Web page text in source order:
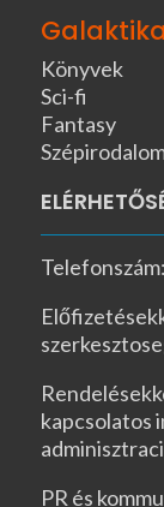
Könyvek
Sci-fi
Fantasy
kapcsolatos
PR és